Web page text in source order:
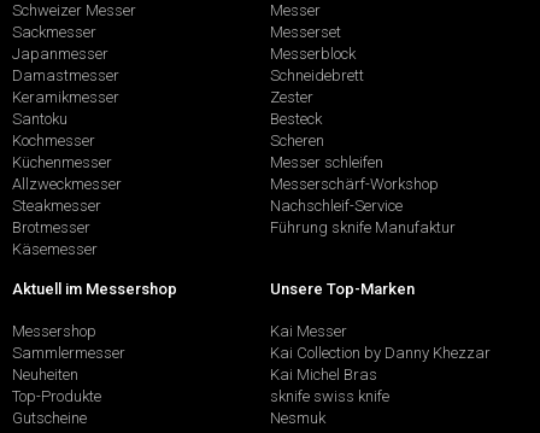
Schweizer Messer
Sackmesser
Japanmesser
Damastmesser
Keramikmesser
Santoku
Kochmesser
Küchenmesser
Allzweckmesser
Steakmesser
Brotmesser
Käsemesser
Messer
Messerset
Messerblock
Schneidebrett
Zester
Besteck
Scheren
Messer schleifen
Messerschärf-Workshop
Nachschleif-Service
Führung sknife Manufaktur
Aktuell im Messershop
Messershop
Sammlermesser
Neuheiten
Top-Produkte
Gutscheine
Unsere Top-Marken
Kai Messer
Kai Collection by Danny Khezzar
Kai Michel Bras
sknife swiss knife
Nesmuk